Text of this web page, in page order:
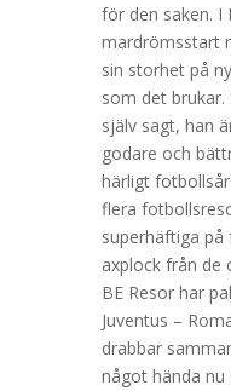
för den saken. I
mardrömsstart
sin storhet på
som det
själv sagt, han
godare och
härligt
flera
superhäftiga
axplock från de
BE Resor har
Juventus –
drabbar
något hända